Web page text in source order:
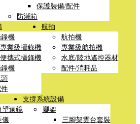
保護裝備/配件
防潮箱
機
專業級攝錄機
便攜式攝錄機
機
航拍
航拍機
專業級航拍機
水底/陸地遙控器材
配件/消耗品
望遠鏡
儀
支撐系統設備
腳架
三腳架雲台套裝